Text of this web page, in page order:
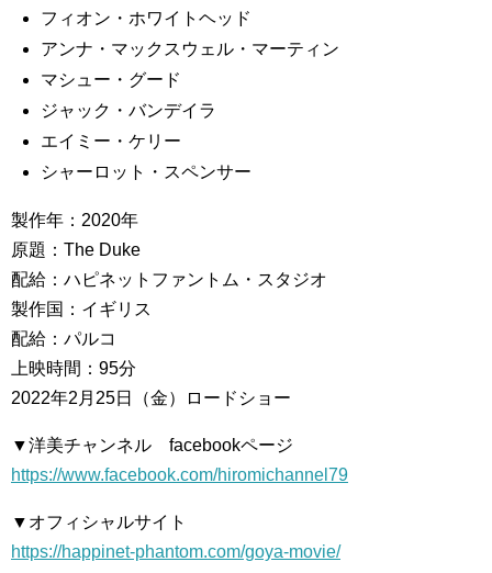
フィオン・ホワイトヘッド
アンナ・マックスウェル・マーティン
マシュー・グード
ジャック・バンデイラ
エイミー・ケリー
シャーロット・スペンサー
製作年：2020年
原題：The Duke
配給：ハピネットファントム・スタジオ
製作国：イギリス
配給：パルコ
上映時間：95分
2022年2月25日（金）ロードショー
▼洋美チャンネル facebookページ
https://www.facebook.com/hiromichannel79
▼オフィシャルサイト
https://happinet-phantom.com/goya-movie/